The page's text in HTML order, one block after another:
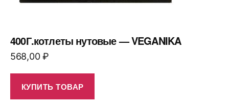
400Г.котлеты нутовые — VEGANIKA
568,00₽
КУПИТЬ ТОВАР